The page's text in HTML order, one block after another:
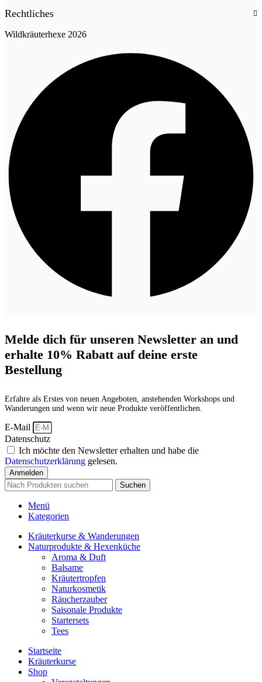
Rechtliches
Wildkräuterhexe 2026
Melde dich für unseren Newsletter an und
erhalte 10% Rabatt auf deine erste
Bestellung
Erfahre als Erstes von neuen Angeboten, anstehenden Workshops und
Wanderungen und wenn wir neue Produkte veröffentlichen.
E-Mail
Datenschutz
Ich möchte den Newsletter erhalten und habe die
Datenschutzerklärung gelesen.
Anmelden
Suchen
Menü
Kategorien
Kräuterkurse & Wanderungen
Naturprodukte & Hexenküche
Aroma & Duft
Balsame
Kräutertropfen
Naturkosmetik
Räucherzauber
Saisonale Produkte
Startersets
Tees
Startseite
Kräuterkurse
Shop